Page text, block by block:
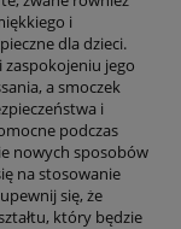
i
dla dzieci.
jego
a smoczek
i
podczas
nowych sposobów
na stosowanie
się, że
który będzie